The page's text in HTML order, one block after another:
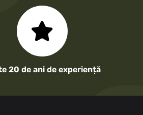
20 de ani de experiență